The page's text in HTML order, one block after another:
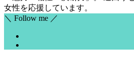
女性を応援しています。
＼ Follow me ／